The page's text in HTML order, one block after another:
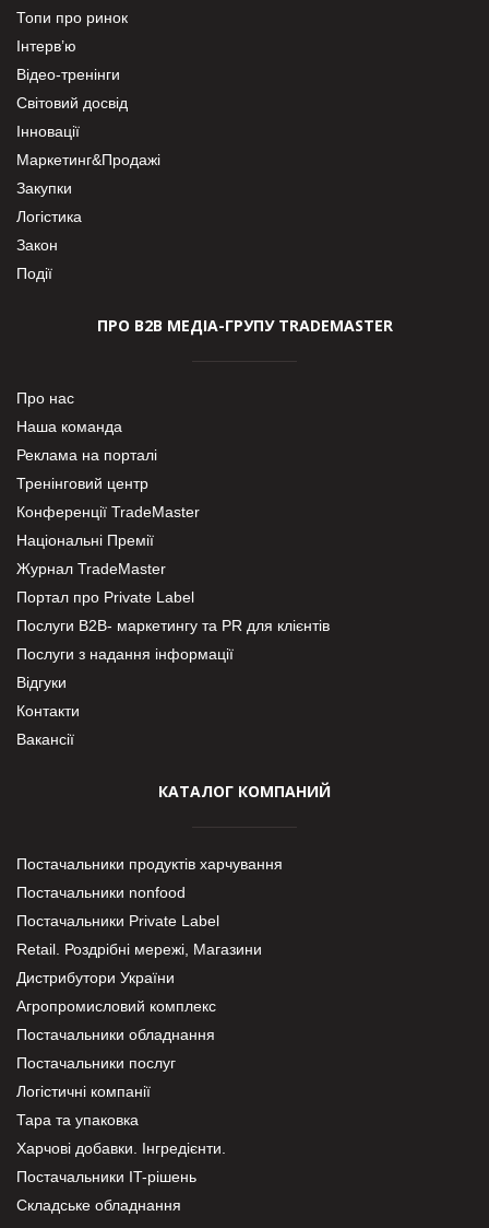
Топи про ринок
Інтерв’ю
Відео-тренінги
Світовий досвід
Інновації
Маркетинг&Продажі
Закупки
Логістика
Закон
Події
ПРО В2В МЕДІА-ГРУПУ TRADEMASTER
Про нас
Наша команда
Реклама на порталі
Тренінговий центр
Конференції TradeMaster
Національні Премії
Журнал TradeMaster
Портал про Private Label
Послуги В2В- маркетингу та PR для клієнтів
Послуги з надання інформації
Відгуки
Контакти
Вакансії
КАТАЛОГ КОМПАНИЙ
Постачальники продуктів харчування
Постачальники nonfood
Постачальники Private Label
Retail. Роздрібні мережі, Магазини
Дистрибутори України
Агропромисловий комплекс
Постачальники обладнання
Постачальники послуг
Логістичні компанії
Тара та упаковка
Харчові добавки. Інгредієнти.
Постачальники IT-рішень
Складське обладнання